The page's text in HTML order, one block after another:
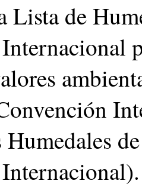
Lista de
de